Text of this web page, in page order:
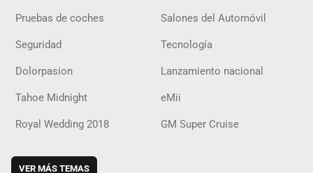
Pruebas de coches Salones del Automóvil
Seguridad Tecnología
Dolorpasion Lanzamiento nacional
Tahoe Midnight eMii
Royal Wedding 2018 GM Super Cruise
VER MÁS TEMAS